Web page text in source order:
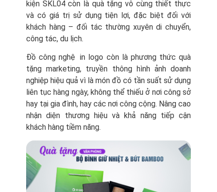
kiện SKL04 còn là quà tặng vô cùng thiết thực
và có giá trị sử dụng tiện lợi, đặc biệt đối với
khách hàng – đối tác thường xuyên di chuyển,
công tác, du lịch.
Đồ công nghệ in logo còn là phương thức quà
tặng marketing, truyền thông hình ảnh doanh
nghiệp hiệu quả vì là món đồ có tần suất sử dụng
liên tục hàng ngày, không thể thiếu ở nơi công sở
hay tại gia đình, hay các nơi công cộng. Nâng cao
nhận diện thương hiệu và khả năng tiếp cận
khách hàng tiềm năng.